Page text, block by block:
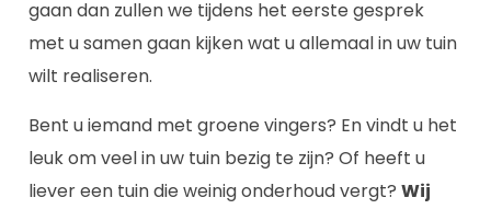
gaan dan zullen we tijdens het eerste gesprek
met u samen gaan kijken wat u allemaal in uw tuin
wilt realiseren.
Bent u iemand met groene vingers? En vindt u het
leuk om veel in uw tuin bezig te zijn? Of heeft u
liever een tuin die weinig onderhoud vergt? Wij